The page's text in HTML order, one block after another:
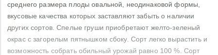
среднего размера плоды овальной, неодинаковой формы,
вкусовые качества которых заставляют забыть о наличии
других сортов. Спелые груши приобретают желто-зеленый
окрас с загорелым пятнышком сбоку. Сорт легко вырастить и
возможность собрать обильный урожай равно 100 %. Сорт